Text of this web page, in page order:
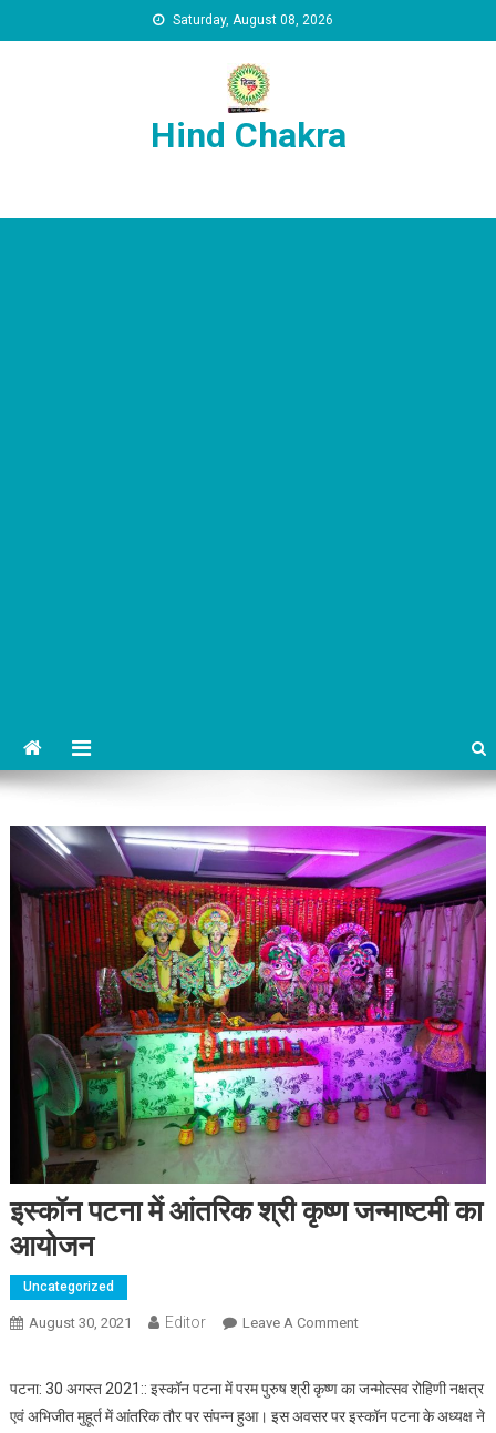
Saturday, August 08, 2026
Hind Chakra
इस्कॉन पटना में आंतरिक श्री कृष्ण जन्माष्टमी का
आयोजन
Uncategorized
August 30, 2021 Editor Leave A CommentOn इस्कॉन पटना में
पटना: 30 अगस्त 2021:: इस्कॉन पटना में परम पुरुष श्री कृष्ण का जन्मोत्सव रोहिणी नक्षत्र
एवं अभिजीत मुहूर्त में आंतरिक तौर पर संपन्न हुआ। इस अवसर पर इस्कॉन पटना के अध्यक्ष ने